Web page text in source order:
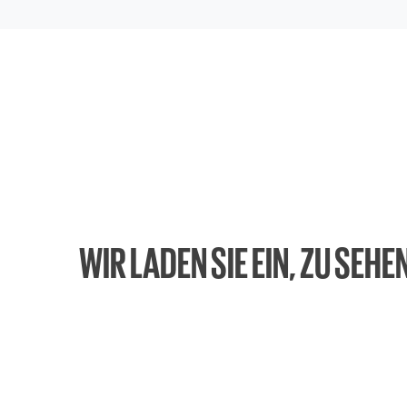
WIR LADEN SIE EIN, ZU